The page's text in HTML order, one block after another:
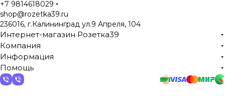
+7 9814618029
shop@rozetka39.ru
236016, г.Калининград ул.9 Апреля, 104
Интернет-магазин Розетка39
Компания
Информация
Помощь